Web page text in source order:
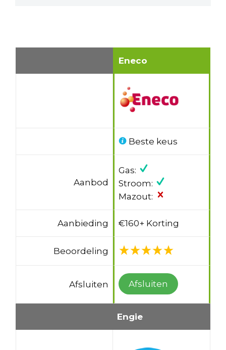
Eneco
Beste keus
Aanbod
Gas:
Stroom:
Mazout:
Aanbieding €160+ Korting
Beoordeling
Afsluiten Afsluiten
Engie